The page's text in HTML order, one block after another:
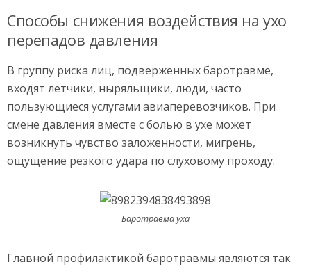
Способы снижения воздействия на ухо
перепадов давления
В группу риска лиц, подверженных баротравме,
входят летчики, ныряльщики, люди, часто
пользующиеся услугами авиаперевозчиков. При
смене давления вместе с болью в ухе может
возникнуть чувство заложенности, мигрень,
ощущение резкого удара по слуховому проходу.
Баротравма уха
Главной профилактикой баротравмы являются так